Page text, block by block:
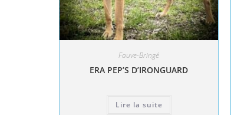
Fauve-Bringé
ERA PEP’S D’IRONGUARD
Lire la suite